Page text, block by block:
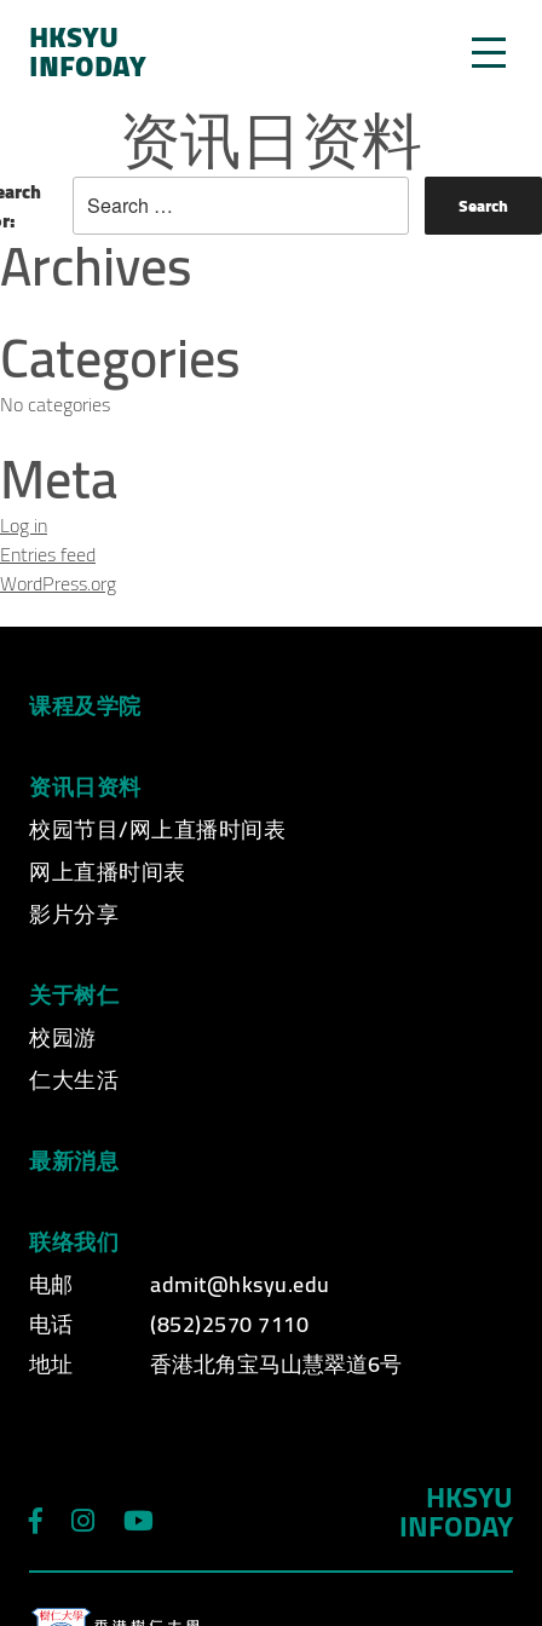
HKSYU
INFODAY
资讯日资料
Archives
Categories
No categories
Meta
Log in
Entries feed
WordPress.org
Video category
课程及学院
资讯日资料
校园节目/网上直播时间表
网上直播时间表
影片分享
关于树仁
校园游
仁大生活
最新消息
联络我们
电邮
admit@hksyu.edu
电话
(852)2570 7110
地址
香港北角宝马山慧翠道6号
HKSYU
INFODAY